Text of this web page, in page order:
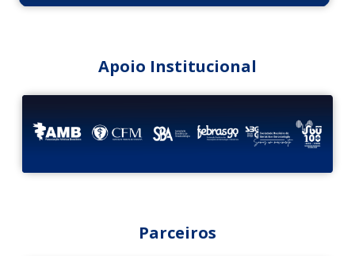
Apoio Institucional
Parceiros